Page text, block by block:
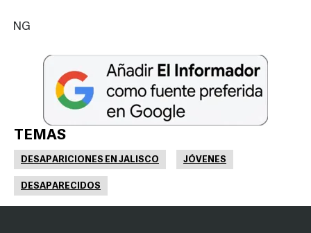
NG
TEMAS
DESAPARICIONES EN JALISCO JÓVENES
DESAPARECIDOS